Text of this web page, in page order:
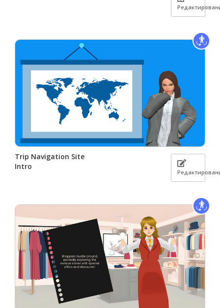
Trip Navigation Site
Intro